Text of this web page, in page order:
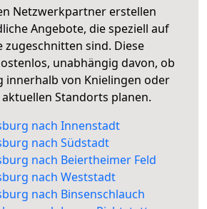
Netzwerkpartner erstellen
Angebote, die speziell auf
zugeschnitten sind. Diese
unabhängig davon, ob
innerhalb von Knielingen oder
Standorts planen.
nach Innenstadt
nach Südstadt
nach Beiertheimer Feld
nach Weststadt
nach Binsenschlauch